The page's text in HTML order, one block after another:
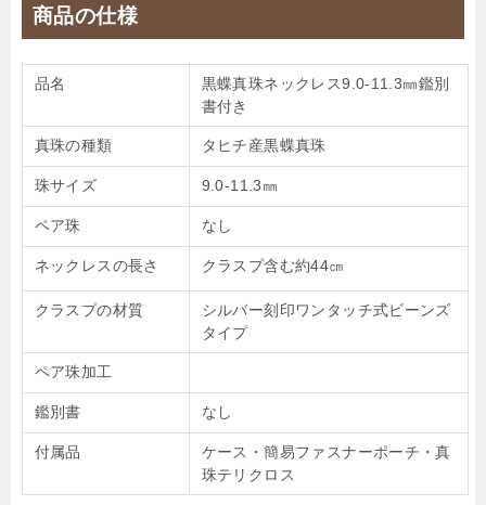
商品の仕様
品名
黒蝶真珠ネックレス9.0-11.3㎜鑑別
書付き
真珠の種類 タヒチ産黒蝶真珠
珠サイズ 9.0-11.3㎜
ペア珠 なし
ネックレスの長さ クラスプ含む約44㎝
クラスプの材質
シルバー刻印ワンタッチ式ビーンズ
タイプ
ペア珠加工
鑑別書 なし
付属品
ケース・簡易ファスナーポーチ・真
珠テリクロス